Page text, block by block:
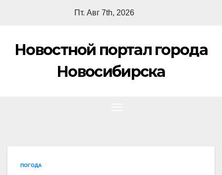
Пт. Авг 7th, 2026
Новостной портал города
Новосибирска
ПОГОДА